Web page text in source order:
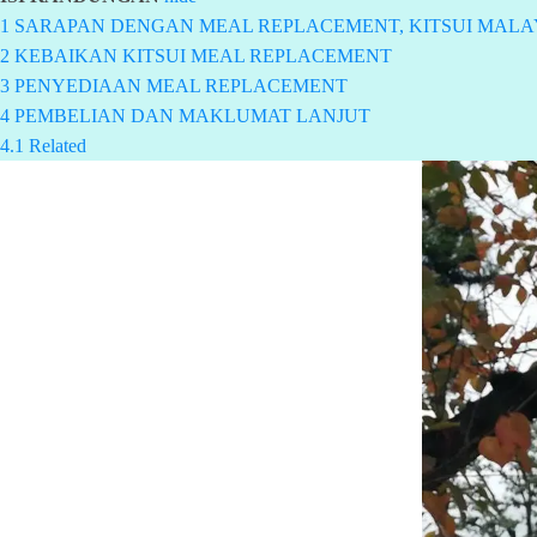
1 SARAPAN DENGAN MEAL REPLACEMENT, KITSUI
2 KEBAIKAN KITSUI MEAL REPLACEMENT
3 PENYEDIAAN MEAL REPLACEMENT
4 PEMBELIAN DAN MAKLUMAT LANJUT
4.1 Related